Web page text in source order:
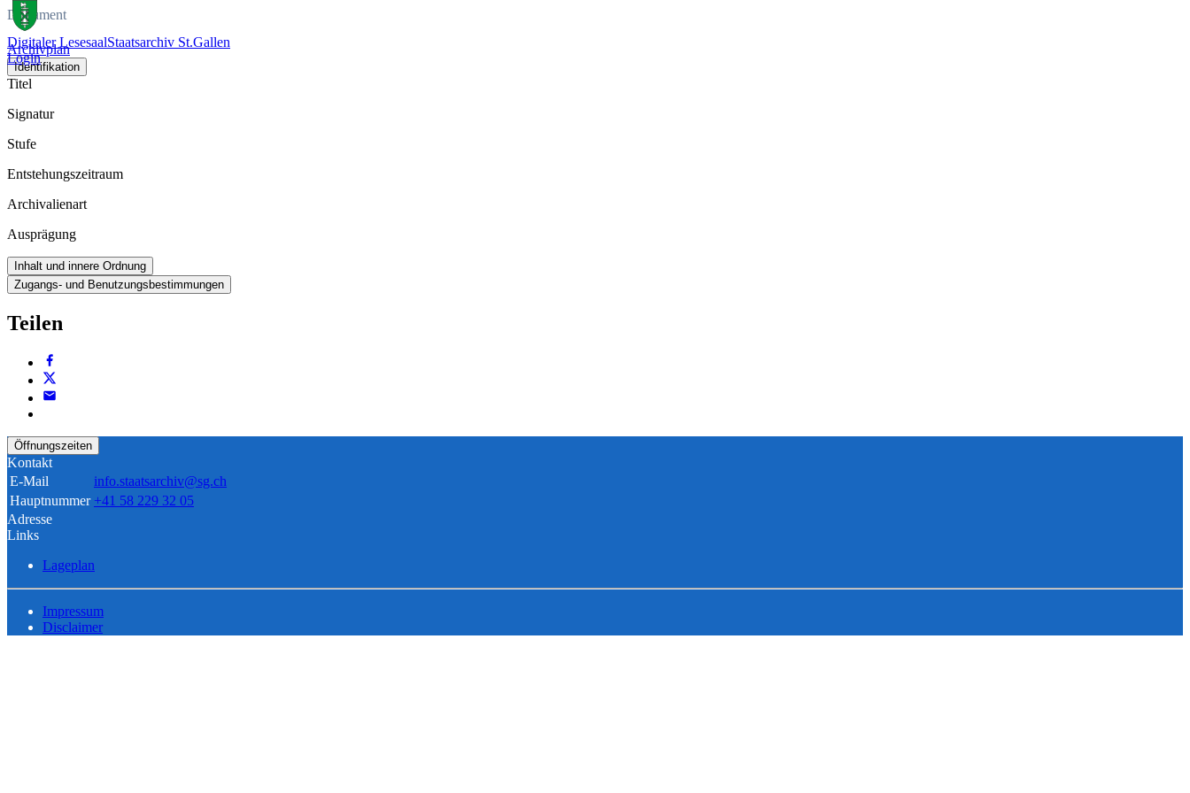
Digitaler LesesaalStaatsarchiv St.Gallen
Login
Dokument
Archivplan
Identifikation
Titel
Signatur
Stufe
Entstehungszeitraum
Archivalienart
Ausprägung
Inhalt und innere Ordnung
Zugangs- und Benutzungsbestimmungen
Teilen
Öffnungszeiten
Kontakt
E-Mail
info.staatsarchiv@sg.ch
Hauptnummer +41 58 229 32 05
Adresse
Links
Lageplan
Impressum
Disclaimer